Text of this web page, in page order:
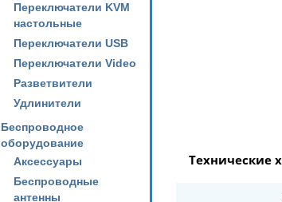
Переключатели KVM
настольные
Переключатели USB
Переключатели Video
Разветвители
Удлинители
Беспроводное
оборудование
Аксессуары
Беспроводные
антенны
Технические